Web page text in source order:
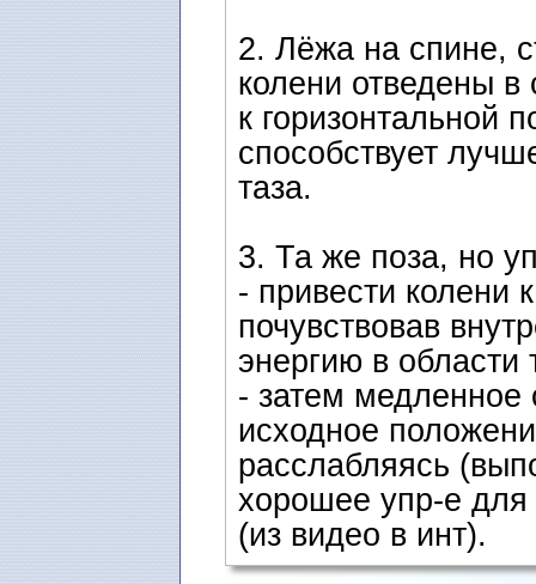
2. Лёжа на спине,
колени отведены
к горизонтальной
способствует
таза.
3. Та же поза, но
- привести колени
почувствовав
энергию в области
- затем медленное
исходное
расслабляясь
хорошее упр-е для
(из видео в инт).